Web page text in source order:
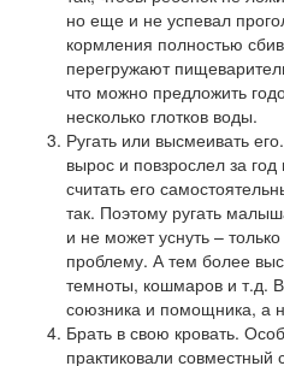
но еще и не успевал
кормления полностью
перегружают
что можно предложить
несколько глотков воды.
Ругать или высмеивать
вырос и повзрослел за
считать его
так. Поэтому ругать
и не может уснуть –
проблему. А тем более
темноты, кошмаров и т.д.
союзника и помощника, а
Брать в свою кровать.
практиковали